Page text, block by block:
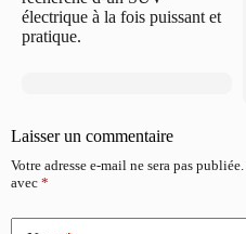
électrique à la fois puissant et
pratique.
Laisser un commentaire
Votre adresse e-mail ne sera pas publiée.
avec *